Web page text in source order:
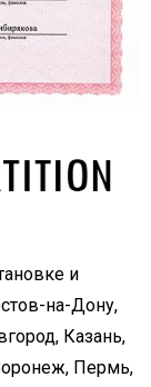
и
на-Дону,
Казань,
Пермь,